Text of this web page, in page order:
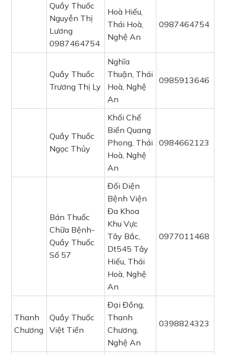
Quầy Thuốc
Nguyễn Thị
Lương
0987464754
Hoà Hiếu,
Thái Hoà,
Nghệ An
0987464754
Quầy Thuốc
Trương Thị Ly
Nghĩa
Thuận, Thái
Hoà, Nghệ
An
0985913646
Quầy Thuốc
Ngọc Thủy
Khối Chế
Biến Quang
Phong, Thái
Hoà, Nghệ
An
0984662123
Bán Thuốc
Chữa Bệnh-
Quầy Thuốc
Số 57
Đối Diện
Bệnh Viện
Đa Khoa
Khu Vực
Tây Bắc,
Dt545 Tây
Hiếu, Thái
Hoà, Nghệ
An
0977011468
Thanh
Chương
Quầy Thuốc
Việt Tiến
Đại Đồng,
Thanh
Chương,
Nghệ An
0398824323